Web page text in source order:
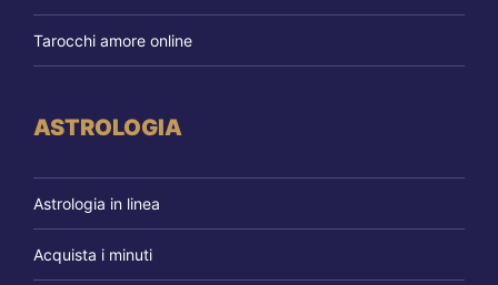
Tarocchi amore online
ASTROLOGIA
Astrologia in linea
Acquista i minuti